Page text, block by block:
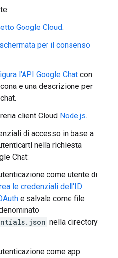
Google Cloud.
per il consenso
l'API Google Chat con
e una descrizione per
client Cloud Node.js.
di accesso in base a
nella richiesta
Chat:
come utente di
le credenziali dell'ID
e salvale come file
nella directory
come app